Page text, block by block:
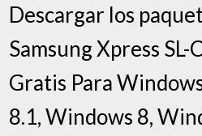
Descargar los
Samsung Xpress
Gratis Para
8.1, Windows 8,